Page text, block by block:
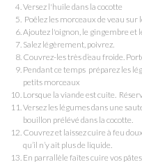
Versez l'huile dans la cocotte
Poêlez les morceaux de veau sur
Ajoutez l'oignon, le gingembre et
Salez légèrement, poivrez.
Couvrez-les très d’eau froide.
Pendant ce temps préparez les
petits morceaux
Lorsque la viande est cuite.
Versez les légumes dans une
bouillon prélévé dans la cocotte.
Couvrez et laissez cuire à feu
qu’il n’y ait plus de liquide.
En parrallèle faîtes cuire vos pâtes.